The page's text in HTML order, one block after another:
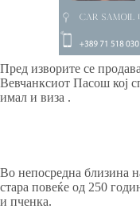
Пред изворите се
Вевчанксиот Пасош кој
имал и виза .
Во непосредна близина
стара повеќе од 250
и пченка.